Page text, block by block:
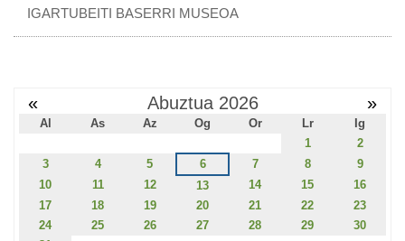
IGARTUBEITI BASERRI MUSEOA
« Abuztua 2026 »
Al As Az Og Or Lr
Ig
1
2
3
4 5 6 7 8
9
10
11 12 13 14 15
16
17
18 19 20 21 22
23
24
25 26 27 28 29
30